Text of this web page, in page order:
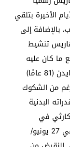
الأخيرة بتلقي
بالإضافة إلى
تنشيط
ما كان عليه
الحال قبل أسابيع فقط. فقد اختار الرئيس بايدن (81 عامًا)
على الرغم من الشكوك
البدنية
في
المناظرة التلفزيونية الأولى بين المرشحين في 27 يونيو/